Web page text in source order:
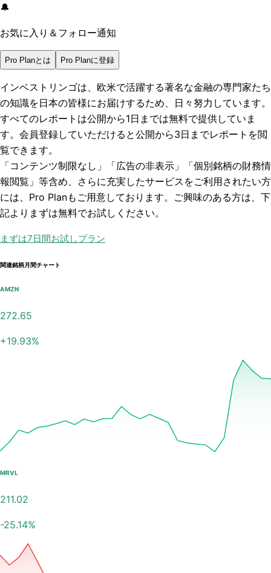
🔔
お気に入り＆フォロー通知
Pro Planとは Pro Planに登録
インベストリンゴは、欧米で活躍する著名な金融の専門家たち
の知識を日本の皆様にお届けするため、日々努力しています。
すべてのレポートは公開から1日までは無料で提供していま
す。会員登録していただけると公開から3日までレポートを閲
覧できます。
「コンテンツ制限なし」「広告の非表示」「個別銘柄の財務情
報閲覧」 等含め、さらに充実したサービスをご利用されたい方
には、Pro Planもご用意しております。ご興味のある方は、下
記よりまずは無料でお試しください。
まずは7日間お試しプラン
関連銘柄月間チャート
AMZN
272.65
+19.93%
MRVL
211.02
-25.14%